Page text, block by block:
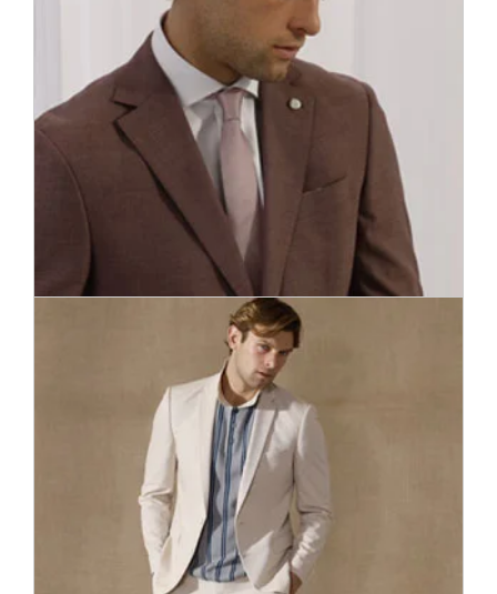
A nyakkendő a férfi kiegészítők talán legfontosabb darabja az
üzleti és ünnepélyes alkalmak során.